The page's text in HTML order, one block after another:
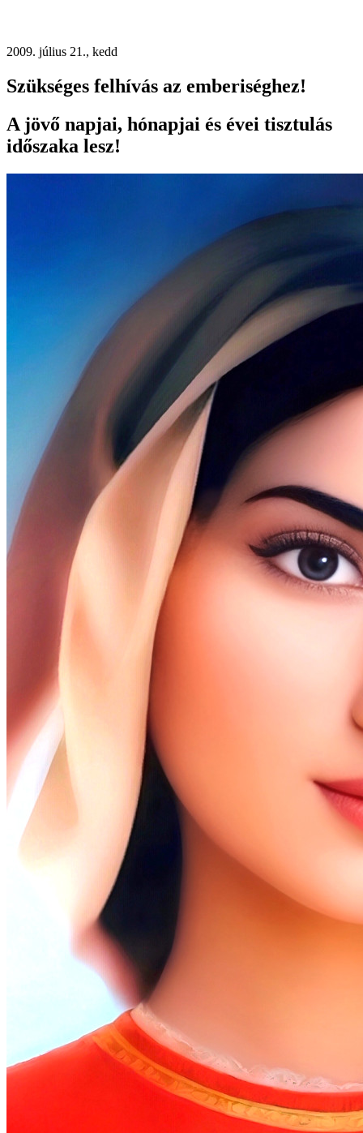
2009. július 21., kedd
Szükséges felhívás az emberiséghez!
A jövő napjai, hónapjai és évei tisztulás
időszaka lesz!